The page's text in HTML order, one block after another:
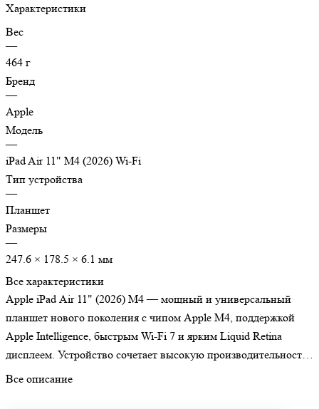
Характеристики
Вес
—
464 г
Бренд
—
Apple
Модель
—
iPad Air 11" M4 (2026) Wi-Fi
Тип устройства
—
Планшет
Размеры
—
247.6 × 178.5 × 6.1 мм
Все характеристики
Apple iPad Air 11" (2026) M4 — мощный и универсальный
планшет нового поколения с чипом Apple M4, поддержкой
Apple Intelligence, быстрым Wi-Fi 7 и ярким Liquid Retina
дисплеем. Устройство сочетает высокую производительность,
лёгкий корпус и долгую автономную работу, что делает его
Все описание